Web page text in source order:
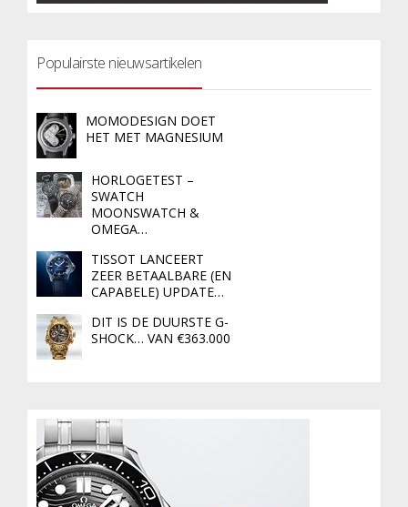
Populairste nieuwsartikelen
MOMODESIGN DOET
HET MET MAGNESIUM
HORLOGETEST –
SWATCH
MOONSWATCH &
OMEGA…
TISSOT LANCEERT
ZEER BETAALBARE (EN
CAPABELE) UPDATE…
DIT IS DE DUURSTE G-
SHOCK… VAN €363.000